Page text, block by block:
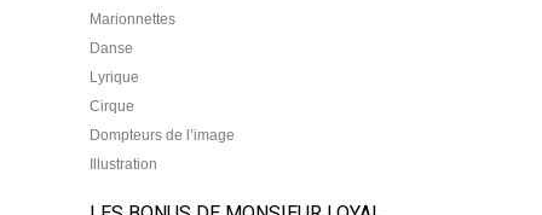
Marionnettes
Danse
Lyrique
Cirque
Dompteurs de l’image
Illustration